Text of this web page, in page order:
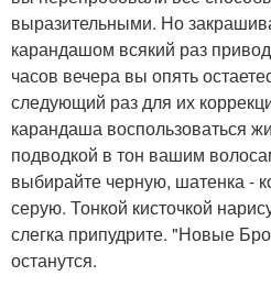
выразительными. Но
карандашом всякий раз
часов вечера вы опять
следующий раз для их
карандаша воспользоваться
подводкой в тон вашим
выбирайте черную, шатенка -
серую. Тонкой кисточкой
слегка припудрите. "Новые
останутся.